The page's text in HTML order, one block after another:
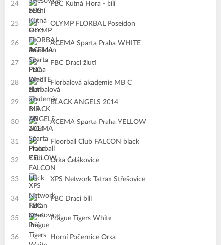
24 FBC Kutná Hora - bílí
25 OLYMP FLORBAL Poseidon
26 ACEMA Sparta Praha WHITE
27 FBC Draci žlutí
28 Florbalová akademie MB C
29 BLACK ANGELS 2014
30 ACEMA Sparta Praha YELLOW
31 Floorball Club FALCON black
32 Orka Čelákovice
33 XPS Network Tatran Střešovice
34 FBC Draci bílí
35 Prague Tigers White
36 Horní Počernice Orka